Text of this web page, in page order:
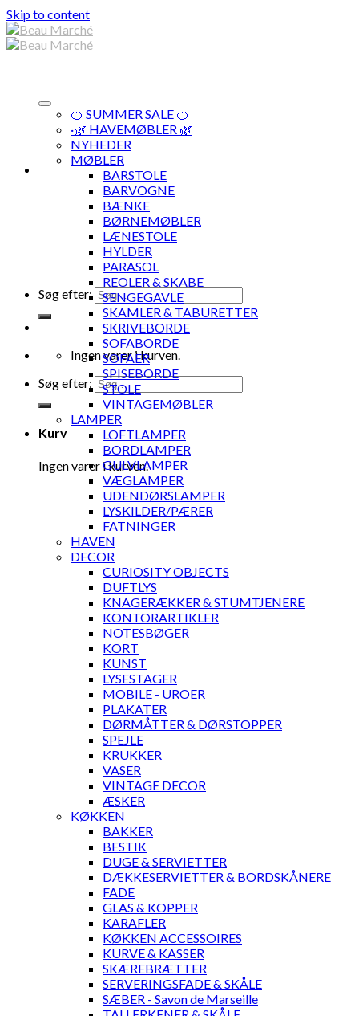
Skip to content
Søg efter:
Ingen varer i kurven.
Søg efter:
Kurv
Ingen varer i kurven.
🍊 SUMMER SALE 🍊
·🌿 HAVEMØBLER 🌿
NYHEDER
MØBLER
BARSTOLE
BARVOGNE
BÆNKE
BØRNEMØBLER
LÆNESTOLE
HYLDER
PARASOL
REOLER & SKABE
SENGEGAVLE
SKAMLER & TABURETTER
SKRIVEBORDE
SOFABORDE
SOFAER
SPISEBORDE
STOLE
VINTAGEMØBLER
LAMPER
LOFTLAMPER
BORDLAMPER
GULVLAMPER
VÆGLAMPER
UDENDØRSLAMPER
LYSKILDER/PÆRER
FATNINGER
HAVEN
DECOR
CURIOSITY OBJECTS
DUFTLYS
KNAGERÆKKER & STUMTJENERE
KONTORARTIKLER
NOTESBØGER
KORT
KUNST
LYSESTAGER
MOBILE - UROER
PLAKATER
DØRMÅTTER & DØRSTOPPER
SPEJLE
KRUKKER
VASER
VINTAGE DECOR
ÆSKER
KØKKEN
BAKKER
BESTIK
DUGE & SERVIETTER
DÆKKESERVIETTER & BORDSKÅNERE
FADE
GLAS & KOPPER
KARAFLER
KØKKEN ACCESSOIRES
KURVE & KASSER
SKÆREBRÆTTER
SERVERINGSFADE & SKÅLE
SÆBER - Savon de Marseille